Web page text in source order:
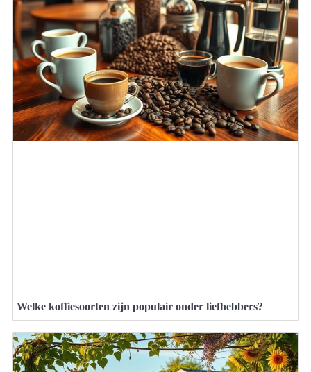
Welke koffiesoorten zijn populair onder liefhebbers?